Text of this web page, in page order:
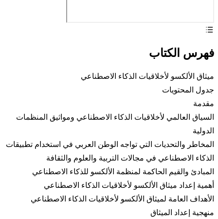
فهرس الكتاب
ميثاق الألكسو لأخلاقيات الذكاء الاصطناعي
جدول المحتويات
مقدمة
السياق العالمي لأخلاقيات الذكاء الاصطناعي ومواثيق المنظمات
الدولية
المخاطر والتحديات التي تواجه الوطن العربي في استخدام تطبيقات
الذكاء الاصطناعي في مجالات التربية والعلوم والثقافة
المبادئ والقيم الحاكمة لمنظمة الألكسو للذكاء الاصطناعي
أهمية إعداد ميثاق الألكسو لأخلاقيات الذكاء الاصطناعي
الأهداف العامة لميثاق الألكسو لأخلاقيات الذكاء الاصطناعي
منهجية إعداد الميثاق